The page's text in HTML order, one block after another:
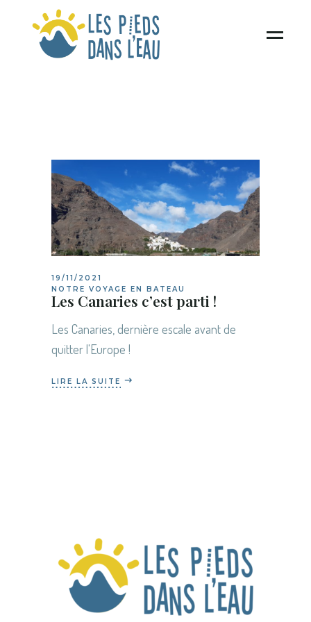
19/11/2021
NOTRE VOYAGE EN BATEAU
Les Canaries c’est parti !
Les Canaries, dernière escale avant de
quitter l'Europe !
LIRE LA SUITE